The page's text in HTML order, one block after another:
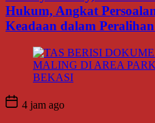
Hukum, Angkat
Keadaan dalam
4 jam ago